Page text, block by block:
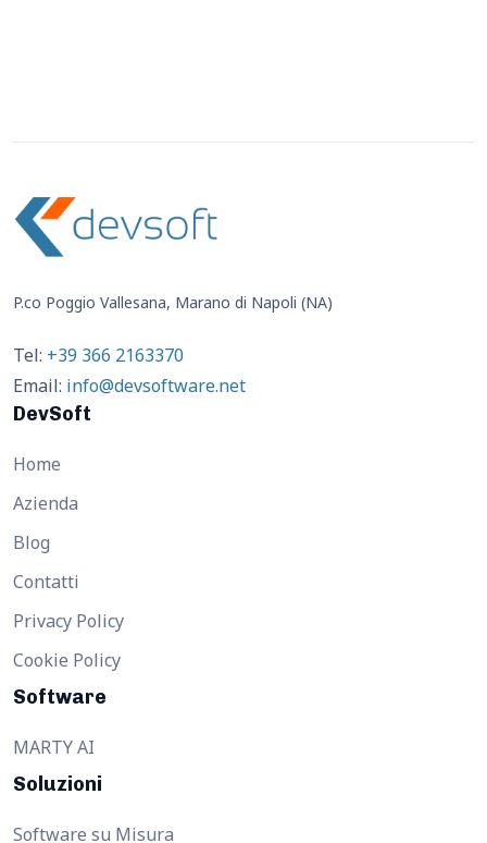
P.co Poggio Vallesana, Marano di Napoli (NA)
Tel: +39 366 2163370
Email: info@devsoftware.net
DevSoft
Home
Azienda
Blog
Contatti
Privacy Policy
Cookie Policy
Software
MARTY AI
Soluzioni
Software su Misura